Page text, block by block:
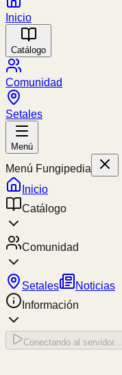
Inicio
Catálogo
Comunidad
Setales
Menú
Menú Fungipedia
Inicio
Catálogo
Comunidad
Setales
Noticias
Información
Conectando al servidor...